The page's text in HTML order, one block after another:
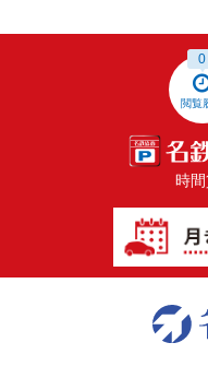
閲覧
0
時